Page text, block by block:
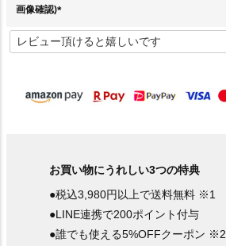
画像確認)
必
須
お買い物にうれしい3つの特典
●税込3,980円以上で送料無料 ※1
●LINE連携で200ポイント付与
●誰でも使える5%OFFクーポン ※2